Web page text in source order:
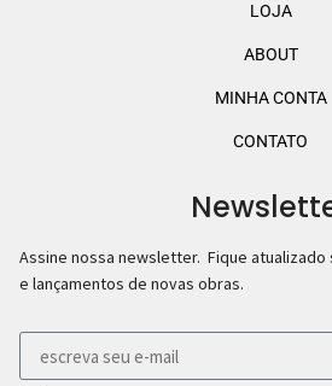
LOJA
ABOUT
MINHA CONTA
CONTATO
Assine nossa newsletter. Fique
e lançamentos de novas obras.